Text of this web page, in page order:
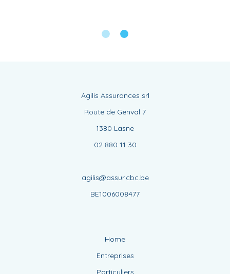
agilis@assur.cbc.be
BE1006008477
Equipe
Contact